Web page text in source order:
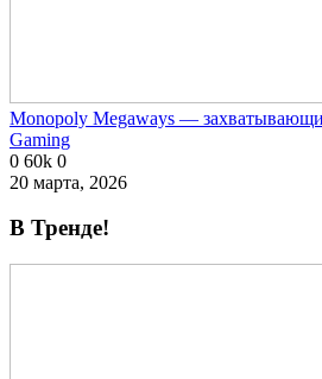
Monopoly Megaways —
Gaming
0 60k 0
20 марта, 2026
В Тренде!